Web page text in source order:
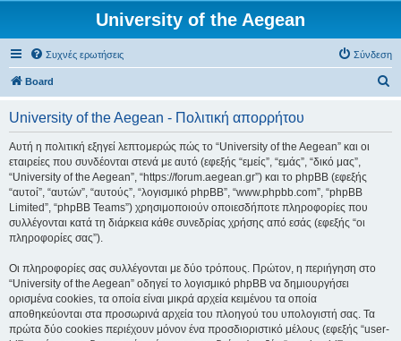
University of the Aegean
Συχνές ερωτήσεις Σύνδεση
Board
University of the Aegean - Πολιτική απορρήτου
Αυτή η πολιτική εξηγεί λεπτομερώς πώς το “University of the Aegean” και οι
εταιρείες που συνδέονται στενά με αυτό (εφεξής “εμείς”, “εμάς”, “δικό μας”,
“University of the Aegean”, “https://forum.aegean.gr”) και το phpBB (εφεξής
“αυτοί”, “αυτών”, “αυτούς”, “λογισμικό phpBB”, “www.phpbb.com”, “phpBB
Limited”, “phpBB Teams”) χρησιμοποιούν οποιεσδήποτε πληροφορίες που
συλλέγονται κατά τη διάρκεια κάθε συνεδρίας χρήσης από εσάς (εφεξής “οι
πληροφορίες σας”).
Οι πληροφορίες σας συλλέγονται με δύο τρόπους. Πρώτον, η περιήγηση στο
“University of the Aegean” οδηγεί το λογισμικό phpBB να δημιουργήσει
ορισμένα cookies, τα οποία είναι μικρά αρχεία κειμένου τα οποία
αποθηκεύονται στα προσωρινά αρχεία του πλοηγού του υπολογιστή σας. Τα
πρώτα δύο cookies περιέχουν μόνον ένα προσδιοριστικό μέλους (εφεξής “user-